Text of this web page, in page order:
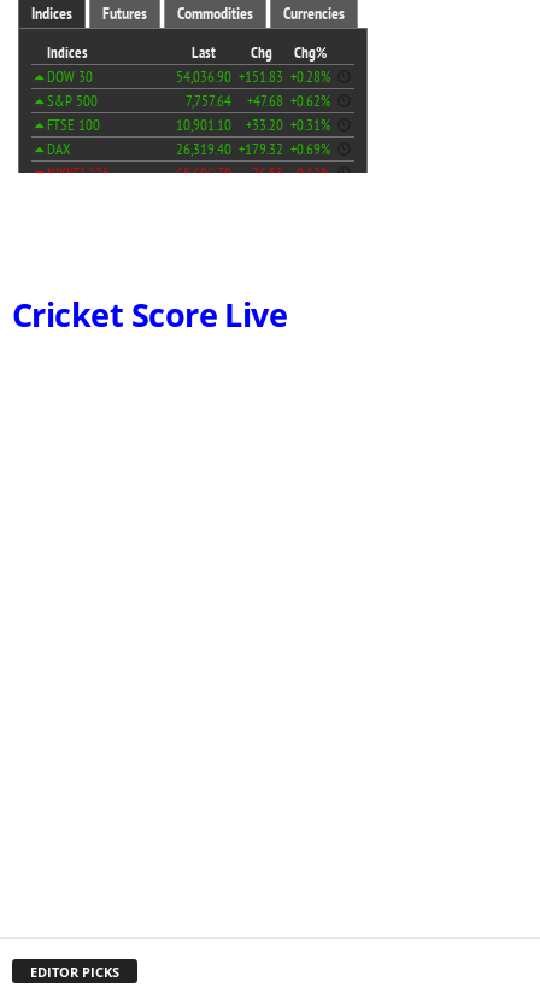
Cricket Score Live
EDITOR PICKS